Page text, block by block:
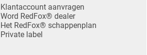
Klantaccount aanvragen
Word RedFox® dealer
Het RedFox® schappenplan
Private label